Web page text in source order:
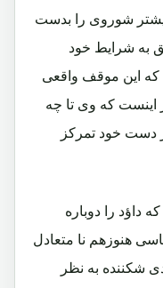
شوروی را بدست
به شرایط خود
که این موقف واقعی
اینست که وی تا چه
دست خود تمرکز
داؤد را دوباره
هنوزهم نا متعادل
شکننده به نظر